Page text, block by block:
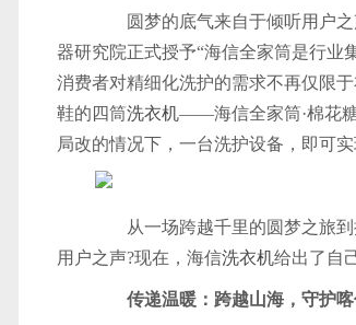
圆梦的底气来自于倾听用户之
器研究院正式授予“海信全家筒是行业
消费者对精细化洗护的需求不再仅限
鞋的四筒洗衣机——海信全家筒·棉花糖
局改的情况下，一台洗护设备，即可
从一场跨越千里的圆梦之旅到
用户之声?现在，海信洗衣机给出了自
传递温暖：跨越山海，守护喀